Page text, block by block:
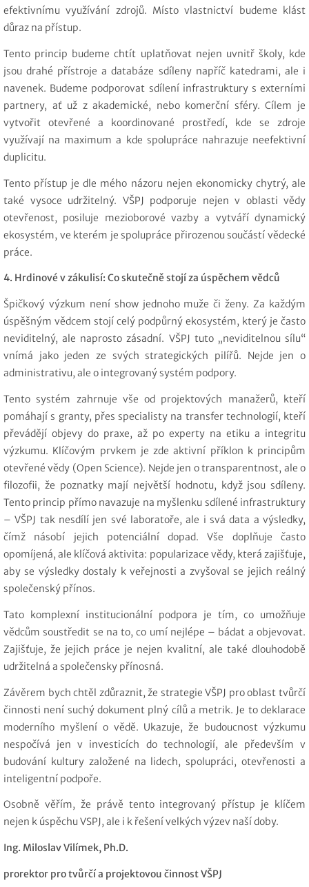
efektivnímu využívání zdrojů. Místo vlastnictví budeme klást
důraz na přístup.
Tento princip budeme chtít uplatňovat nejen uvnitř školy, kde
jsou drahé přístroje a databáze sdíleny napříč katedrami, ale i
navenek. Budeme podporovat sdílení infrastruktury s externími
partnery, ať už z akademické, nebo komerční sféry. Cílem je
vytvořit otevřené a koordinované prostředí, kde se zdroje
využívají na maximum a kde spolupráce nahrazuje neefektivní
duplicitu.
Tento přístup je dle mého názoru nejen ekonomicky chytrý, ale
také vysoce udržitelný. VŠPJ podporuje nejen v oblasti vědy
otevřenost, posiluje mezioborové vazby a vytváří dynamický
ekosystém, ve kterém je spolupráce přirozenou součástí vědecké
práce.
4. Hrdinové v zákulisí: Co skutečně stojí za úspěchem vědců
Špičkový výzkum není show jednoho muže či ženy. Za každým
úspěšným vědcem stojí celý podpůrný ekosystém, který je často
neviditelný, ale naprosto zásadní. VŠPJ tuto „neviditelnou sílu“
vnímá jako jeden ze svých strategických pilířů. Nejde jen o
administrativu, ale o integrovaný systém podpory.
Tento systém zahrnuje vše od projektových manažerů, kteří
pomáhají s granty, přes specialisty na transfer technologií, kteří
převádějí objevy do praxe, až po experty na etiku a integritu
výzkumu. Klíčovým prvkem je zde aktivní příklon k principům
otevřené vědy (Open Science). Nejde jen o transparentnost, ale o
filozofii, že poznatky mají největší hodnotu, když jsou sdíleny.
Tento princip přímo navazuje na myšlenku sdílené infrastruktury
– VŠPJ tak nesdílí jen své laboratoře, ale i svá data a výsledky,
čímž násobí jejich potenciální dopad. Vše doplňuje často
opomíjená, ale klíčová aktivita: popularizace vědy, která zajišťuje,
aby se výsledky dostaly k veřejnosti a zvyšoval se jejich reálný
společenský přínos.
Tato komplexní institucionální podpora je tím, co umožňuje
vědcům soustředit se na to, co umí nejlépe – bádat a objevovat.
Zajišťuje, že jejich práce je nejen kvalitní, ale také dlouhodobě
udržitelná a společensky přínosná.
Závěrem bych chtěl zdůraznit, že strategie VŠPJ pro oblast tvůrčí
činnosti není suchý dokument plný cílů a metrik. Je to deklarace
moderního myšlení o vědě. Ukazuje, že budoucnost výzkumu
nespočívá jen v investicích do technologií, ale především v
budování kultury založené na lidech, spolupráci, otevřenosti a
inteligentní podpoře.
Osobně věřím, že právě tento integrovaný přístup je klíčem
nejen k úspěchu VSPJ, ale i k řešení velkých výzev naší doby.
Ing. Miloslav Vilímek, Ph.D.
prorektor pro tvůrčí a projektovou činnost VŠPJ